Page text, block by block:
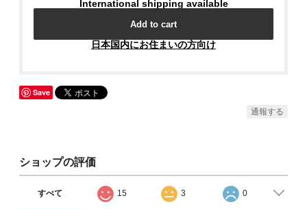
International shipping available
Add to cart
日本国内にお住まいの方向け
Save
通報する
ショップの評価
すべて 15 3 0